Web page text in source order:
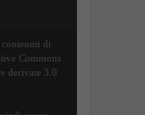
di
Commons
derivate 3.0